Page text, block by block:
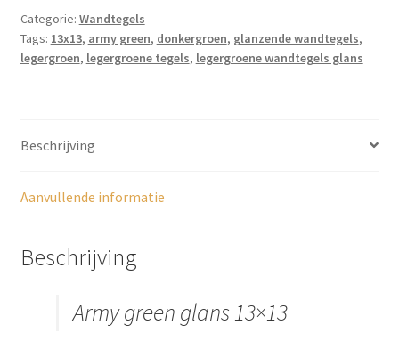
Categorie: Wandtegels
Tags: 13x13, army green, donkergroen, glanzende wandtegels,
legergroen, legergroene tegels, legergroene wandtegels glans
Beschrijving
Aanvullende informatie
Beschrijving
Army green glans 13×13